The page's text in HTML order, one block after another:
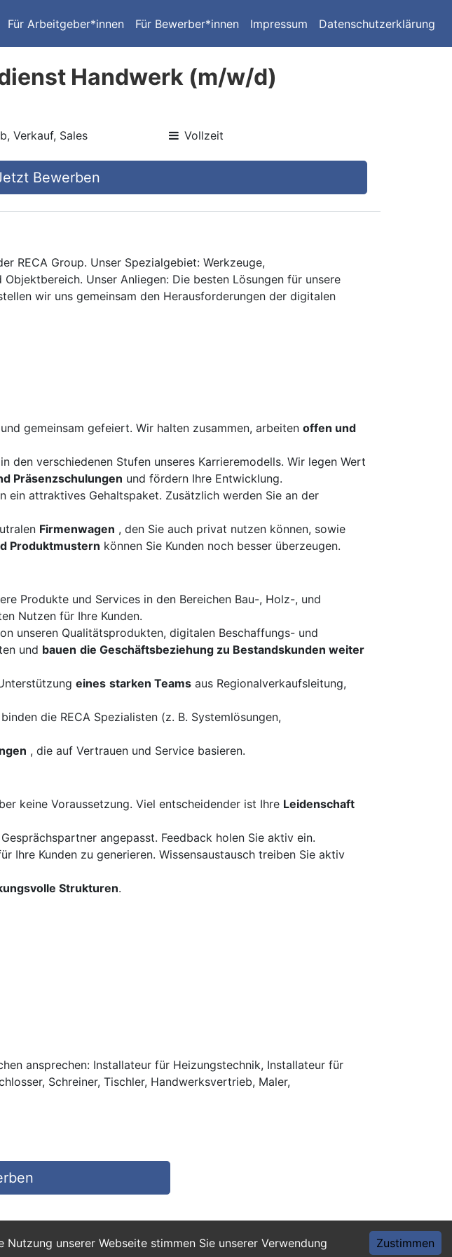
Für Arbeitgeber*innen Für Bewerber*innen Impressum Datenschutzerklärung
unserer Webseite stimmen Sie unserer Verwendung
Zustimmen
Handwerk (m/w/d)
Verkauf, Sales Vollzeit
Bewerben
RECA Group. Unser Spezialgebiet: Werkzeuge,
Unser Anliegen: Die besten Lösungen für unsere
wir uns gemeinsam den Herausforderungen der digitalen
gemeinsam gefeiert. Wir halten zusammen, arbeiten offen und
den verschiedenen Stufen unseres Karrieremodells. Wir legen Wert
Präsenzschulungen und fördern Ihre Entwicklung.
ein attraktives Gehaltspaket. Zusätzlich werden Sie an der
Firmenwagen , den Sie auch privat nutzen können, sowie
Produktmustern können Sie Kunden noch besser überzeugen.
Produkte und Services in den Bereichen Bau-, Holz-, und
Nutzen für Ihre Kunden.
unseren Qualitätsprodukten, digitalen Beschaffungs- und
und bauen die Geschäftsbeziehung zu Bestandskunden weiter
eines starken Teams aus Regionalverkaufsleitung,
die RECA Spezialisten (z. B. Systemlösungen,
, die auf Vertrauen und Service basieren.
keine Voraussetzung. Viel entscheidender ist Ihre Leidenschaft
angepasst. Feedback holen Sie aktiv ein.
Ihre Kunden zu generieren. Wissensaustausch treiben Sie aktiv
Strukturen.
ansprechen: Installateur für Heizungstechnik, Installateur für
Schreiner, Tischler, Handwerksvertrieb, Maler,